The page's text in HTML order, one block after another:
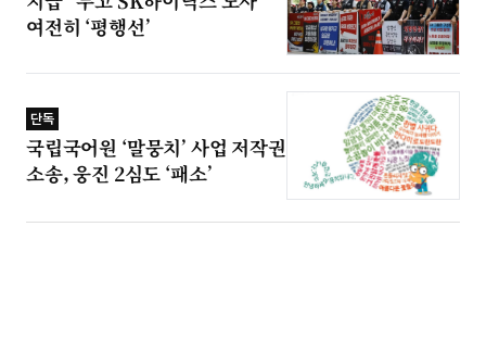
여전히 ‘평행선’
단독
국립국어원 ‘말뭉치’ 사업 저작권
소송, 웅진 2심도 ‘패소’